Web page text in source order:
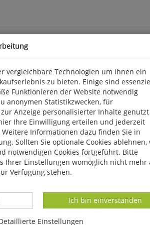
Jahr über aus der Nähe beobachten
näher zu betrachten und zu
mehr über die Verhaltensabläufe
wie Oskar Heinroth oder auch
trägt.
vergleichbare Technologien um Ihnen ein
zu bieten. Einige sind
Funktionieren der Website notwendig
anonymen Statistikzwecken, für
Anzeige personalisierter Inhalte genutzt
Ihre Einwilligung erteilen und jederzeit
Informationen dazu finden Sie in
Sollten Sie optionale Cookies ablehnen,
notwendigen Cookies fortgeführt. Bitte
Ihrer Einstellungen womöglich nicht mehr
Verfügung stehen.
Datenverarbeitung -
Ich bin einverstanden
-
-
Einstellungen